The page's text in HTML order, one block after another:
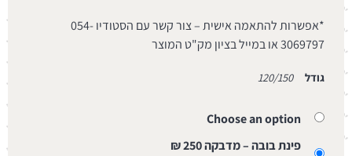
*אפשרות להתאמה אישית – צור קשר עם הסטודיו 054-
3069797 או במייל בציון מק"ט המוצר
גודל 120/150
Choose an option
פינת בובה – מדבקה 250 ₪